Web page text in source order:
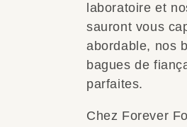
laboratoire et
sauront vous
abordable, nos
bagues de
parfaites.
Chez Forever